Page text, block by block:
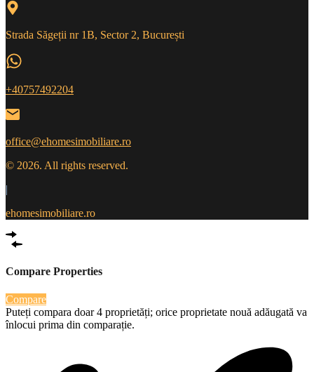
Strada Săgeții nr 1B, Sector 2, București
+40757492204
office@ehomesimobiliare.ro
© 2026. All rights reserved.
|
ehomesimobiliare.ro
Compare Properties
Compare
Puteți compara doar 4 proprietăți; orice proprietate nouă adăugată va
înlocui prima din comparație.